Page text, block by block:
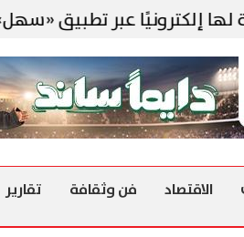
عبر تطبيق «سهل»
الاقتصاد فن وثقافة تقارير